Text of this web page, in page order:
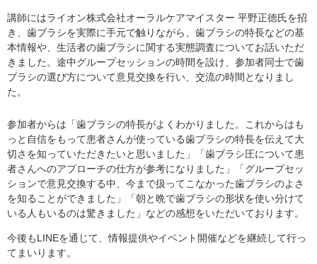
講師にはライオン株式会社オーラルケアマイスター 平野正徳氏を招
き、歯ブラシを実際に手元で触りながら、歯ブラシの特長などの基
本情報や、生活者の歯ブラシに関する実態調査についてお話いただ
きました。途中グループセッションの時間を設け、参加者同士で歯
ブラシの選び方について意見交換を行い、交流の時間となりまし
た。
参加者からは「歯ブラシの特長がよくわかりました。これからはも
っと自信をもって患者さんが使っている歯ブラシの特長を伝えて大
切さを知っていただきたいと思いました」「歯ブラシ圧について患
者さんへのアプローチの仕方が参考になりました」「グループセッ
ションで意見交換する中、今まで扱ってこなかった歯ブラシのよさ
を知ることができました」「朝と晩で歯ブラシの形状を使い分けて
いる人もいるのは驚きました」などの感想をいただいております。
今後もLINEを通じて、情報提供やイベント開催などを継続して行っ
てまいります。